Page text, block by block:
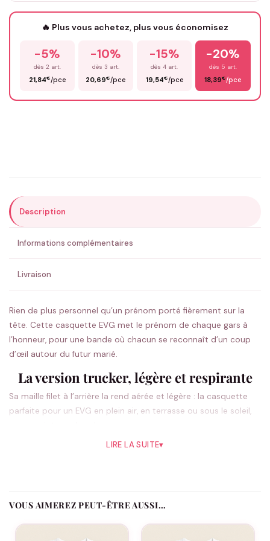
Votre texte / idée*
Prénom*
ENVOYER MA DEMANDE ✨
💚 Retour sous 24-48h🇫🇷 Flocage en France✅ Validation avant fabrication
🔥 Plus vous achetez, plus vous économisez
-5%
dès 2 art.
21,84€/pce
-10%
dès 3 art.
20,69€/pce
-15%
dès 4 art.
19,54€/pce
-20%
dès 5 art.
18,39€/pce
Description
Informations complémentaires
Livraison
Rien de plus personnel qu’un prénom porté fièrement sur la
tête. Cette casquette EVG met le prénom de chaque gars à
l’honneur, pour une bande où chacun se reconnaît d’un coup
d’œil autour du futur marié.
La version trucker, légère et respirante
Sa maille filet à l’arrière la rend aérée et légère : la casquette
parfaite pour un EVG en plein air, en terrasse ou sous le soleil,
Indiquez le prénom de chaque participant et la date de l’EVG.
visuelle du groupe, et le futur marié se repère facilement au
LIRE LA SUITE▾
VOUS AIMEREZ PEUT-ÊTRE AUSSI…